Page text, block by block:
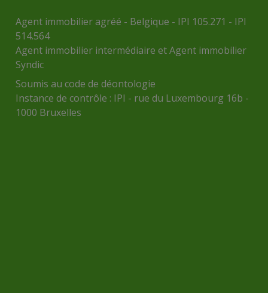
Agent immobilier agréé - Belgique - IPI 105.271 - IPI
514.564
Agent immobilier intermédiaire et Agent immobilier
Syndic
Soumis au code de déontologie
Instance de contrôle : IPI - rue du Luxembourg 16b -
1000 Bruxelles